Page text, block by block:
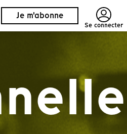
Je m'abonne
Se connecter